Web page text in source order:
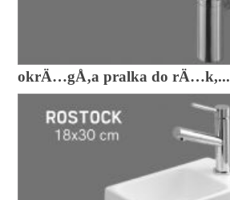
okrÄ…gÅ‚a pralka do rÄ…k,...